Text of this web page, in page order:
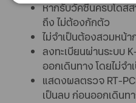
หากรับวัคซีนครบโดส
ถึง ไม่ต้องกักตัว
ไม่จำเป็นต้องสวมหน้
ลงทะเบียนผ่านระบบ
ออกเดินทาง โดยไม่จ
แสดงผลตรวจ RT-
เป็นลบ ก่อนออกเดินท